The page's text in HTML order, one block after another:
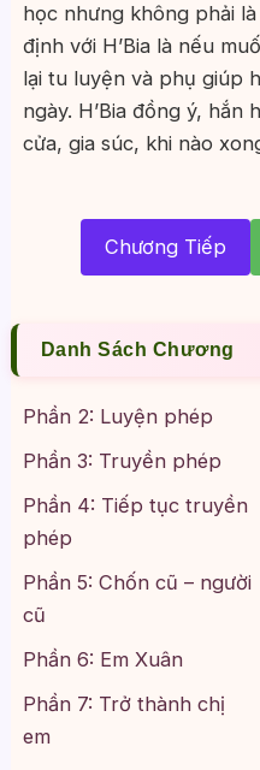
học nhưng không phải
định với H’Bia là nếu
lại tu luyện và phụ giúp
ngày. H’Bia đồng ý,
cửa, gia súc, khi nào
Chương Tiếp
Danh Sách Chương
Phần 2: Luyện phép
Phần 3: Truyền phép
Phần 4: Tiếp tục truyền
phép
Phần 5: Chốn cũ – người
cũ
Phần 6: Em Xuân
Phần 7: Trở thành chị
em